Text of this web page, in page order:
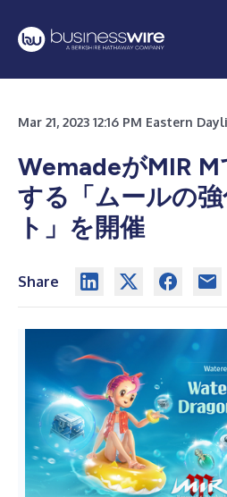
Mar 21, 2023 12:16 PM Eastern
WemadeがMIR
する「ムールの
ト」を開催
Share